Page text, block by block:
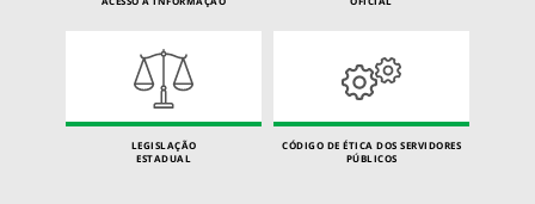
LEGISLAÇÃO
ESTADUAL
CÓDIGO DE ÉTICA DOS SERVIDORES
PÚBLICOS